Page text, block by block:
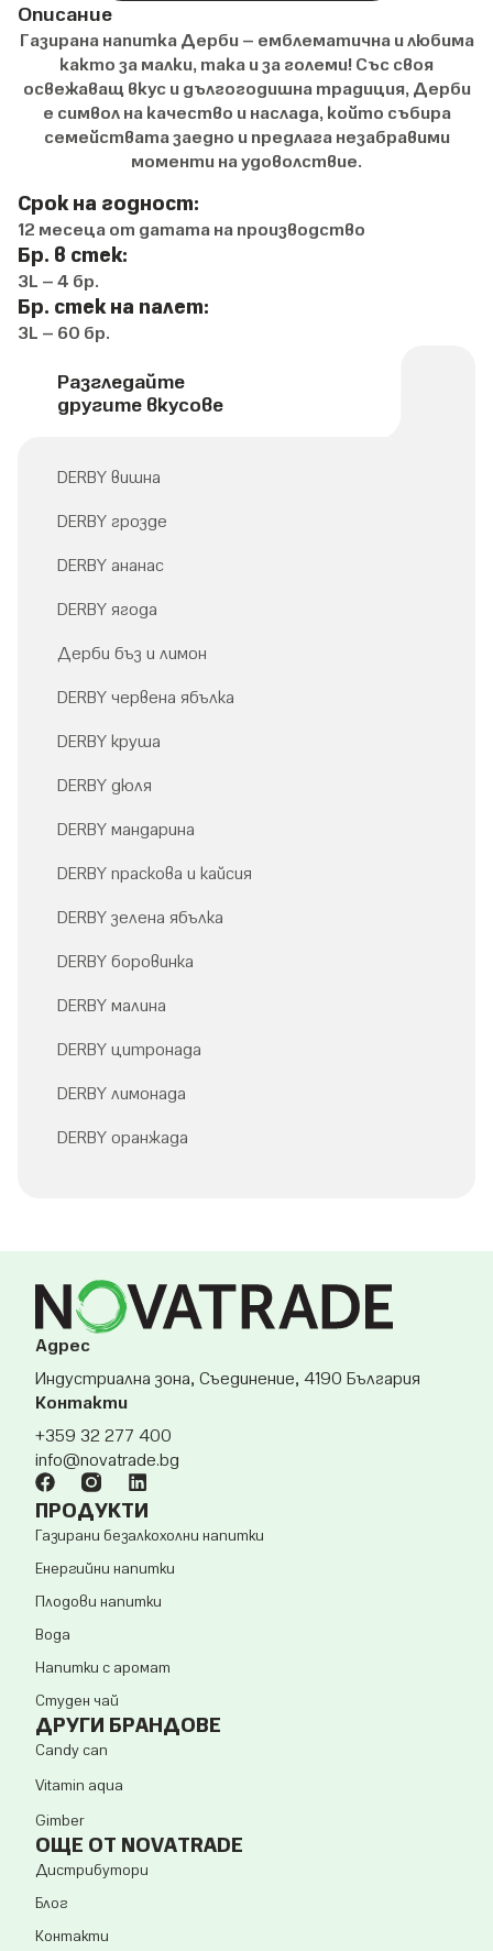
Описание
Газирана напитка Дерби – емблематична и любима
както за малки, така и за големи! Със своя
освежаващ вкус и дългогодишна традиция, Дерби
е символ на качество и наслада, който събира
семействата заедно и предлага незабравими
моменти на удоволствие.
Срок на годност:
12 месеца от датата на производство
Бр. в стек:
3L – 4 бр.
Бр. стек на палет:
3L – 60 бр.
Разгледайте
другите вкусове
DERBY вишна
DERBY грозде
DERBY ананас
DERBY ягода
Дерби бъз и лимон
DERBY червена ябълка
DERBY круша
DERBY дюля
DERBY мандарина
DERBY праскова и кайсия
DERBY зелена ябълка
DERBY боровинка
DERBY малина
DERBY цитронада
DERBY лимонада
DERBY оранжада
Адрес
Индустриална зона, Съединение, 4190 България
Контакти
+359 32 277 400
info@novatrade.bg
ПРОДУКТИ
Газирани безалкохолни напитки
Енергийни напитки
Плодови напитки
Вода
Напитки с аромат
Студен чай
ДРУГИ БРАНДОВЕ
Candy can
Vitamin aqua
Gimber
ОЩЕ ОТ NOVATRADE
Дистрибутори
Блог
Контакти